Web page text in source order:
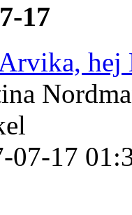
17
hej
07-17